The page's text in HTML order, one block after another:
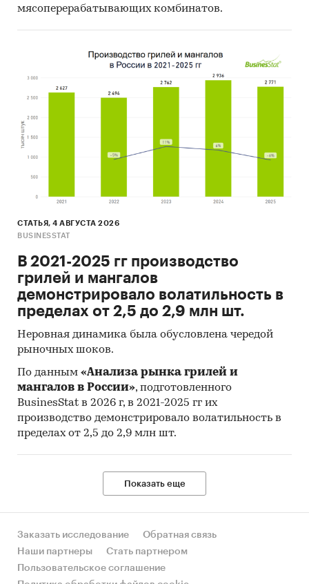
мясоперерабатывающих комбинатов.
СТАТЬЯ, 4 АВГУСТА 2026
BUSINESSTAT
В 2021-2025 гг производство
грилей и мангалов
демонстрировало волатильность в
пределах от 2,5 до 2,9 млн шт.
Неровная динамика была обусловлена чередой
рыночных шоков.
По данным «Анализа рынка грилей и
мангалов в России», подготовленного
BusinesStat в 2026 г, в 2021-2025 гг их
производство демонстрировало волатильность в
пределах от 2,5 до 2,9 млн шт.
Показать еще
Заказать исследование
Обратная связь
Наши партнеры
Стать партнером
Пользовательское соглашение